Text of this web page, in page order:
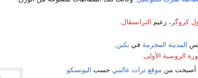
كروگر ، زعيم الترانسڤال
المدينة المحرمة في بكين
الروسية الأولى
أصبحت من موقع تراث عالمي حسب اليونسكو